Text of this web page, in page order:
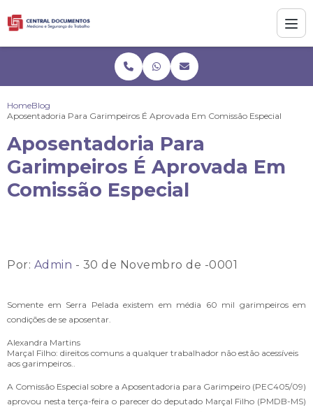
HomeBlog
Aposentadoria Para Garimpeiros É Aprovada Em Comissão Especial
Aposentadoria Para
Garimpeiros É Aprovada Em
Comissão Especial
Por: Admin - 30 de Novembro de -0001
Somente em Serra Pelada existem em média 60 mil garimpeiros em
condições de se aposentar.
Alexandra Martins
Marçal Filho: direitos comuns a qualquer trabalhador não estão acessíveis
aos garimpeiros..
A Comissão Especial sobre a Aposentadoria para Garimpeiro (PEC405/09)
aprovou nesta terça-feira o parecer do deputado Marçal Filho (PMDB-MS)